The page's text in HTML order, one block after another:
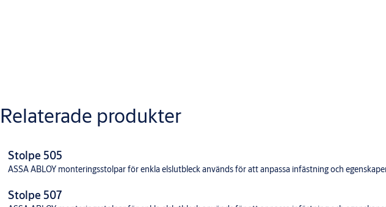
Relaterade produkter
Stolpe 505
ASSA ABLOY monteringsstolpar för enkla elslutbleck används för att anpassa infästning och
Stolpe 507